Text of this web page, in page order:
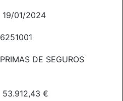
19/01/2024
6251001
PRIMAS DE SEGUROS
53.912,43 €